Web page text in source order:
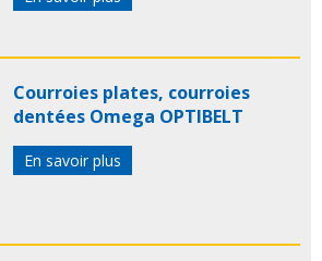
Courroies plates, courroies
dentées Omega OPTIBELT
En savoir plus